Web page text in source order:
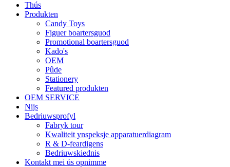
Thús
Produkten
Candy Toys
Figuer boartersguod
Promotional boartersguod
Kado's
OEM
Pûde
Stationery
Featured produkten
OEM SERVICE
Nijs
Bedriuwsprofyl
Fabryk tour
Kwaliteit ynspeksje apparatuerdiagram
R & D-feardigens
Bedriuwskiednis
Kontakt mei ús opnimme